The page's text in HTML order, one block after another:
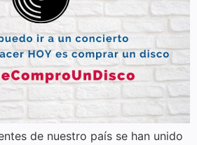
de nuestro país se han unido